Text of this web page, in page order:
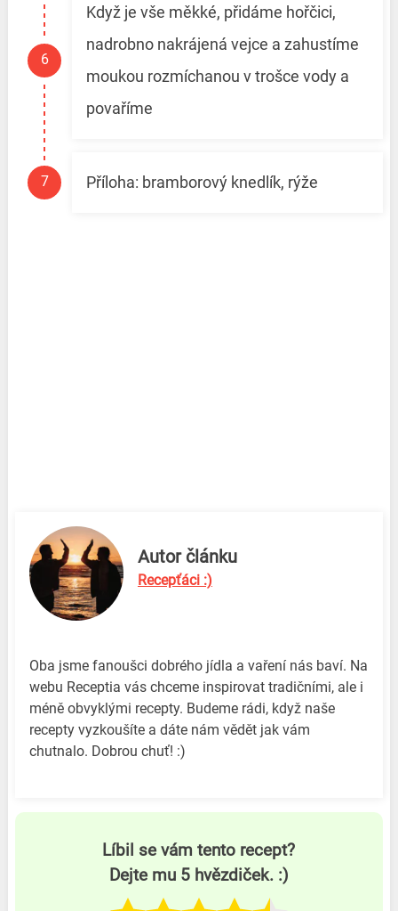
Když je vše měkké, přidáme hořčici,
nadrobno nakrájená vejce a zahustíme
moukou rozmíchanou v trošce vody a
povaříme
Příloha: bramborový knedlík, rýže
Autor článku
Recepťáci :)
Oba jsme fanoušci dobrého jídla a vaření nás baví. Na
webu Receptia vás chceme inspirovat tradičními, ale i
méně obvyklými recepty. Budeme rádi, když naše
recepty vyzkoušíte a dáte nám vědět jak vám
chutnalo. Dobrou chuť! :)
Líbil se vám tento recept?
Dejte mu 5 hvězdiček. :)